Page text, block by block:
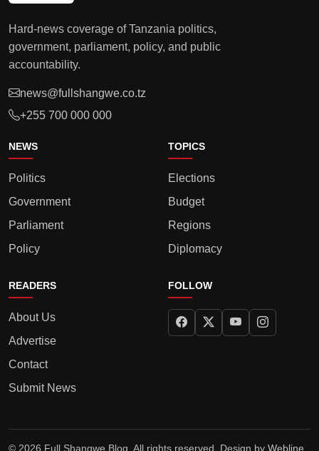
Hard-news coverage of Tanzania politics,
government, parliament, policy, and public
accountability.
news@fullshangwe.co.tz
+255 700 000 000
NEWS
Politics
Government
Parliament
Policy
TOPICS
Elections
Budget
Regions
Diplomacy
READERS
About Us
Advertise
Contact
Submit News
FOLLOW
© 2026 Full Shangwe Blog. All rights reserved. Design by Webline